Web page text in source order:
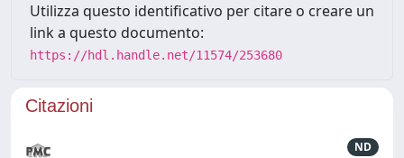
Utilizza questo identificativo per citare o creare un
link a questo documento:
https://hdl.handle.net/11574/253680
Citazioni
ND